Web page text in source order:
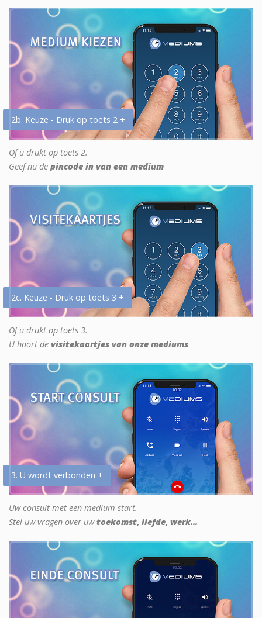
2b. Keuze - Druk op toets 2 +
Of u drukt op toets 2.
Geef nu de pincode in van een medium
2c. Keuze - Druk op toets 3 +
Of u drukt op toets 3.
U hoort de visitekaartjes van onze mediums
3. U wordt verbonden +
Uw consult met een medium start.
Stel uw vragen over uwtoekomst, liefde, werk...